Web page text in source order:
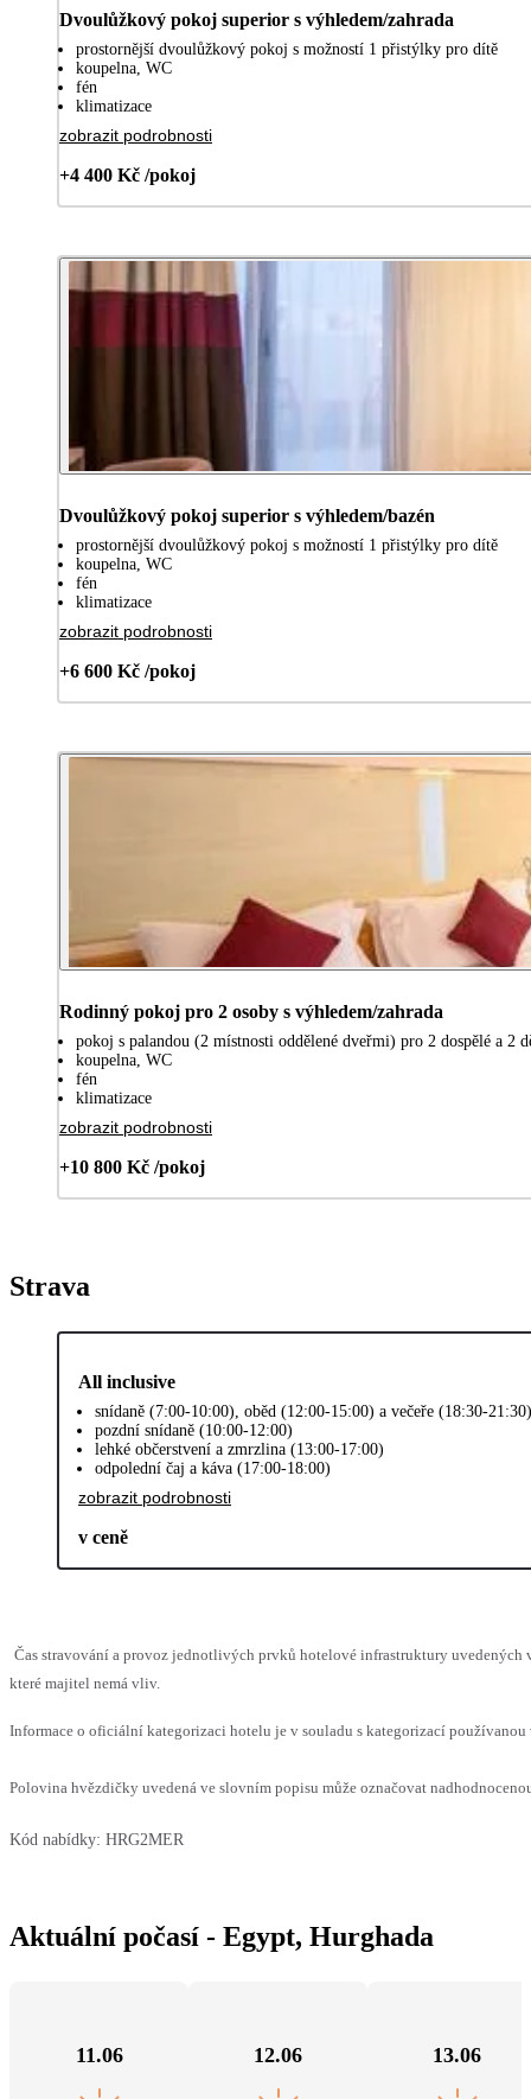
Dvoulůžkový pokoj superior s výhledem/zahrada
prostornější dvoulůžkový pokoj s možností 1 přistýlky pro dítě
koupelna, WC
fén
klimatizace
zobrazit podrobnosti
+4 400 Kč /pokoj
Dvoulůžkový pokoj superior s výhledem/bazén
prostornější dvoulůžkový pokoj s možností 1 přistýlky pro dítě
koupelna, WC
fén
klimatizace
zobrazit podrobnosti
+6 600 Kč /pokoj
Rodinný pokoj pro 2 osoby s výhledem/zahrada
pokoj s palandou (2 místnosti oddělené dveřmi) pro 2 dospělé a 2
koupelna, WC
fén
klimatizace
zobrazit podrobnosti
+10 800 Kč /pokoj
Strava
All inclusive
snídaně (7:00-10:00), oběd (12:00-15:00) a večeře (18:30-
pozdní snídaně (10:00-12:00)
lehké občerstvení a zmrzlina (13:00-17:00)
odpolední čaj a káva (17:00-18:00)
zobrazit podrobnosti
v ceně
Čas stravování a provoz jednotlivých prvků hotelové infrastruktury uvedených
které majitel nemá vliv.
Informace o oficiální kategorizaci hotelu je v souladu s kategorizací
Polovina hvězdičky uvedená ve slovním popisu může označovat
Kód nabídky: HRG2MER
Aktuální počasí - Egypt, Hurghada
11.06 12.06 13.06